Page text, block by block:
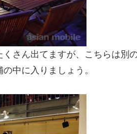
さん出てますが、こちらは別
中に入りましょう。